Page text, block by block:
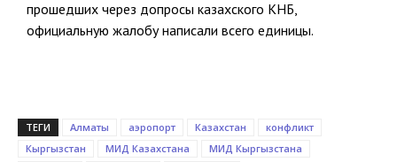
прошедших через допросы казахского КНБ,
официальную жалобу написали всего единицы.
ТЕГИ Алматы аэропорт Казахстан
конфликт
Кыргызстан
МИД Казахстана
МИД Кыргызстана